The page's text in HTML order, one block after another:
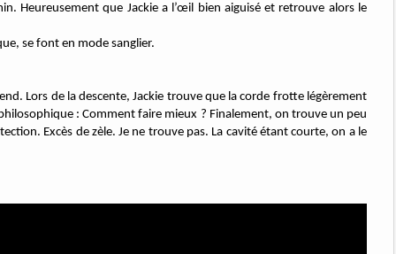
Heureusement que Jackie a l’œil bien aiguisé et retrouve alors le
se font en mode sanglier.
Lors de la descente, Jackie trouve que la corde frotte légèrement
: Comment faire mieux ? Finalement, on trouve un peu
Excès de zèle. Je ne trouve pas. La cavité étant courte, on a le